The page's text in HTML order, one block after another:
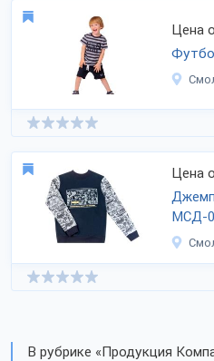
Цена
Цена
МСД-
В рубрике «Продукция